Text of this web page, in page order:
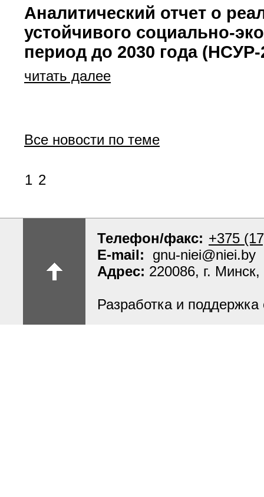
Аналитический отчет о
устойчивого социально-
период до 2030 года (НСУР-
читать далее
Все новости по теме
1 2
Телефон/факс: +375
E-mail: gnu-niei@niei.by
Адрес: 220086, г.
Разработка и